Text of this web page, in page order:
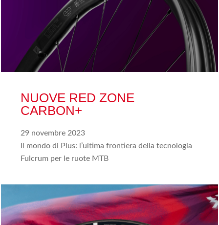
NUOVE RED ZONE
CARBON+
29 novembre 2023
Il mondo di Plus: l’ultima frontiera della tecnologia
Fulcrum per le ruote MTB